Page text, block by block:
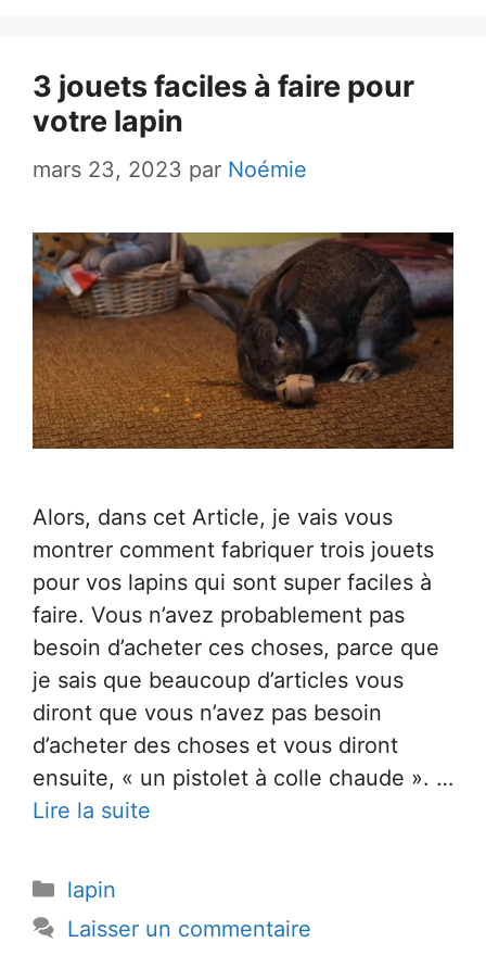
3 jouets faciles à faire pour
votre lapin
mars 23, 2023 par Noémie
Alors, dans cet Article, je vais vous
montrer comment fabriquer trois jouets
pour vos lapins qui sont super faciles à
faire. Vous n’avez probablement pas
besoin d’acheter ces choses, parce que
je sais que beaucoup d’articles vous
diront que vous n’avez pas besoin
d’acheter des choses et vous diront
ensuite, « un pistolet à colle chaude ». …
Lire la suite
Catégories
lapin
Laisser un commentaire